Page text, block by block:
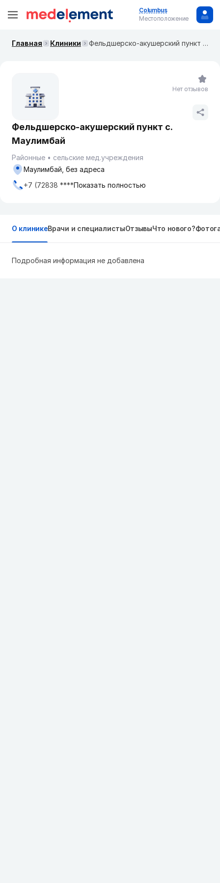
Columbus
Местоположение
Главная Клиники Фельдшерско-акушерский пункт с. Маулимбай
Фельдшерско-акушерский пункт с.
Маулимбай
Районные
сельские мед.учреждения
Маулимбай, без адреса
+7 (72838 ****Показать полностью
Нет отзывов
О клиникеВрачи и специалистыОтзывыЧто нового?
Подробная информация не добавлена